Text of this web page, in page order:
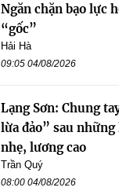
Ngăn chặn bạo lực
“gốc”
Hải Hà
09:05 04/08/2026
Lạng Sơn: Chung
lừa đảo” sau
nhẹ, lương cao
Trần Quý
08:00 04/08/2026